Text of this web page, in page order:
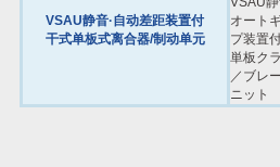
VSAU静音·自动差距装置付
干式单板式离合器/制动单元